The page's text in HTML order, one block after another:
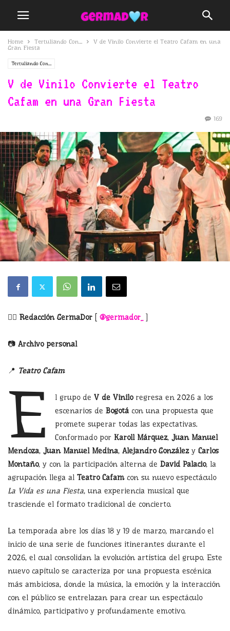
Home Tertuliando Con...
V de Vinilo Convierte el Teatro Cafam en una
Gran Fiesta
Tertuliando Con...
V de Vinilo Convierte el Teatro
Cafam en una Gran Fiesta
169
✍🏼 Redacción GermaDor [ @germador_ ]
📷 Archivo personal
📍 Teatro Cafam
E l grupo de V de Viniloregresa en 2026 a los
escenarios de Bogotácon una propuesta que
promete superar todas las expectativas.
Conformado por Karoll Márquez, Juan Manuel
Mendoza, Juan Manuel Medina, Alejandro Gonzálezy Carlos
Montaño, y con la participación alterna de David Palacio, la
agrupación llega al Teatro Cafamcon su nuevo espectáculo
La Vida es una Fiesta, una experiencia musical que
trasciende el formato tradicional de concierto.
La temporada abre los días 18 y 19 de marzo, marcando el
inicio de una serie de funciones itinerantes durante el
2026, el cual consolidan la evolución artística del grupo. Este
nuevo capítulo se caracteriza por una propuesta escénica
más ambiciosa, donde la música, la emoción y la interacción
con el público se entrelazan para crear un espectáculo
dinámico, participativo y profundamente emotivo.